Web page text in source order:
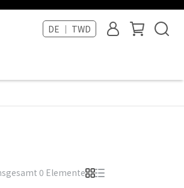
DE ｜ TWD
0 Elemente